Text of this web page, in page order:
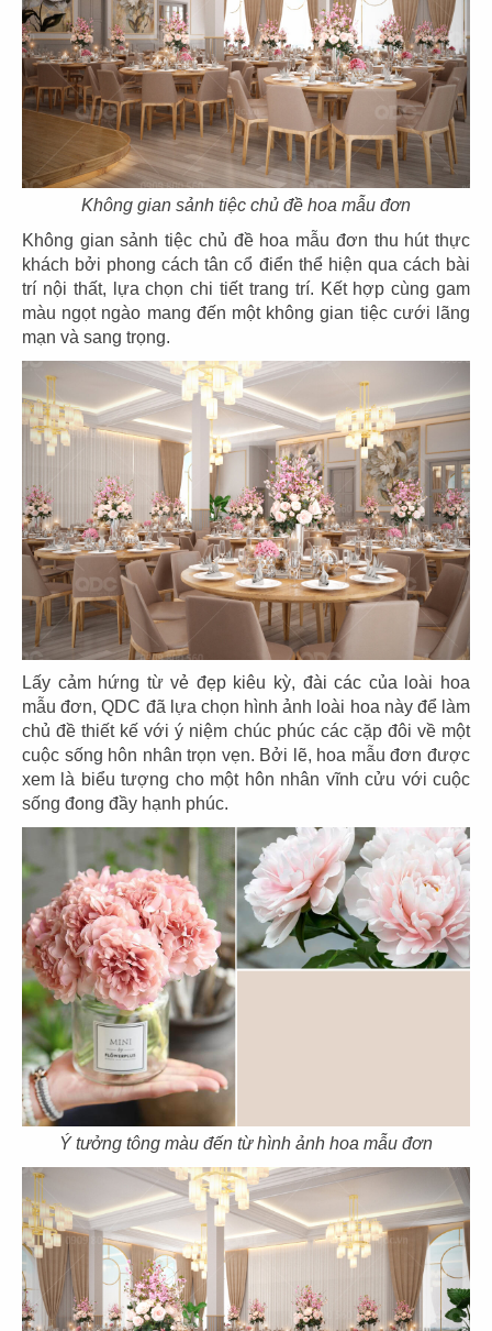
Không gian sảnh tiệc chủ đề hoa mẫu đơn
Không gian sảnh tiệc chủ đề hoa mẫu đơn thu hút thực
khách bởi phong cách tân cổ điển thể hiện qua cách bài
trí nội thất, lựa chọn chi tiết trang trí. Kết hợp cùng gam
màu ngọt ngào mang đến một không gian tiệc cưới lãng
mạn và sang trọng.
Lấy cảm hứng từ vẻ đẹp kiêu kỳ, đài các của loài hoa
mẫu đơn, QDC đã lựa chọn hình ảnh loài hoa này để làm
chủ đề thiết kế với ý niệm chúc phúc các cặp đôi về một
cuộc sống hôn nhân trọn vẹn. Bởi lẽ, hoa mẫu đơn được
xem là biểu tượng cho một hôn nhân vĩnh cửu với cuộc
sống đong đầy hạnh phúc.
Ý tưởng tông màu đến từ hình ảnh hoa mẫu đơn
CN Hikari - Bình Dương CN Vincom Đồng Khởi
23
HOÀNG TÂM
CN Vinhomes - Q. Bình Thạnh
24
HOÀNG TÂM
CN Nguyễn Cảnh Chân - Q.1
25
EL GAUCHO
CN Phú Mỹ Hưng
26
EL GAUCHO
CN Hikari - Bình Dương
27
EL GAUCHO
CN Xuân Thủy Q.2
28
EL GAUCHO
CN Vincom Long Biên
29
EL GAUCHO
CN Lotte Mall - Tây Hồ
30
EL GAUCHO
CN Wink Hotel - Đà Nẵng
31
EL GAUCHO
CN Tràng Tiền, Hà Nội
33
EL GAUCHO
CN Đà Nẵng
34
EL GAUCHO
CN Lê Lợi